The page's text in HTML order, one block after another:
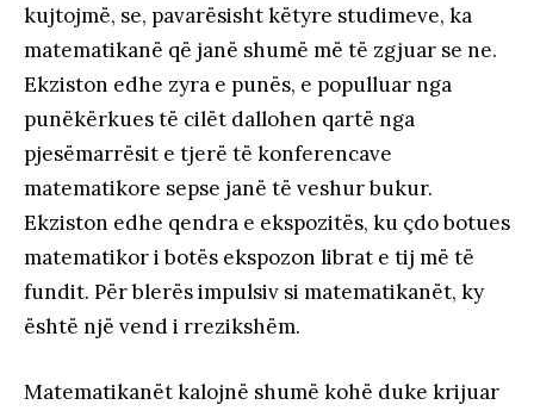
kujtojmë, se, pavarësisht këtyre studimeve, ka
matematikanë që janë shumë më të zgjuar se ne.
Ekziston edhe zyra e punës, e populluar nga
punëkërkues të cilët dallohen qartë nga
pjesëmarrësit e tjerë të konferencave
matematikore sepse janë të veshur bukur.
Ekziston edhe qendra e ekspozitës, ku çdo botues
matematikor i botës ekspozon librat e tij më të
fundit. Për blerës impulsiv si matematikanët, ky
është një vend i rrezikshëm.
Matematikanët kalojnë shumë kohë duke krijuar